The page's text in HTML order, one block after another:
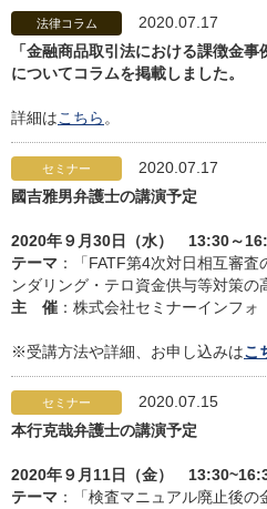
法律コラム
2020.07.17
「金融商品取引法における課徴金
についてコラムを掲載しました。
詳細はこちら 。
セミナー
2020.07.17
國吉雅男弁護士の講演予定
2020年９月30日（水） 13:30～
テーマ ：「FATF第4次対日相互審
ンダリング・テロ資金供与等対策の
主 催 ：株式会社セミナーインフォ
※受講方法や詳細、お申し込みはこ
セミナー
2020.07.15
本行克哉弁護士の講演予定
2020年９月11日（金）
テーマ ：「検査マニュアル廃止後